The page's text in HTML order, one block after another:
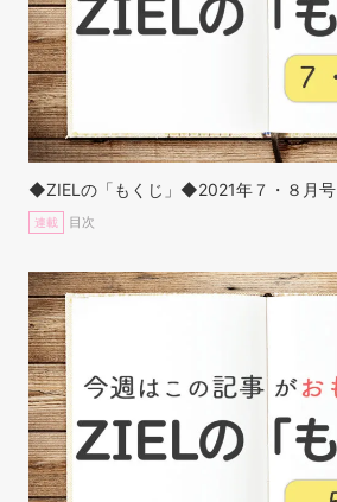
◆ZIELの「もくじ」◆2021年７・８月号
連載 目次